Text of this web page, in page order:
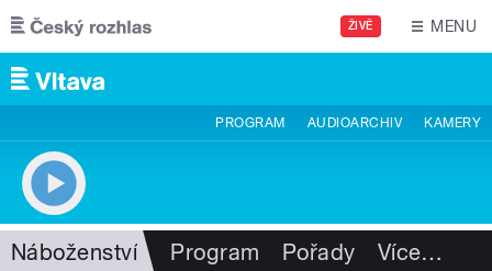
Přejít k hlavnímu obsahu
ŽIVĚ MENU
PROGRAM AUDIOARCHIV KAMERY
Náboženství Program Pořady Více…